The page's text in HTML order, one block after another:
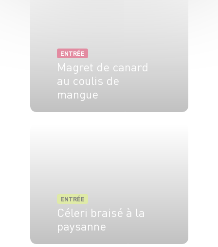
ENTRÉE
Magret de canard
au coulis de
mangue
ENTRÉE
Céleri braisé à la
paysanne